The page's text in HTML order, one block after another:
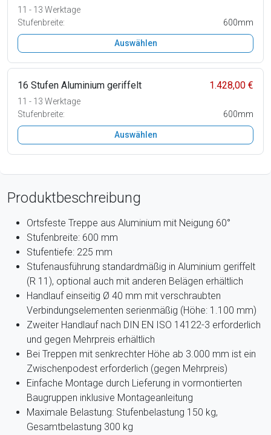
11 - 13 Werktage
Stufenbreite:
600mm
Auswählen
16 Stufen Aluminium geriffelt 1.428,00 €
11 - 13 Werktage
Stufenbreite:
600mm
Auswählen
Produktbeschreibung
Ortsfeste Treppe aus Aluminium mit Neigung 60°
Stufenbreite: 600 mm
Stufentiefe: 225 mm
Stufenausführung standardmäßig in Aluminium geriffelt
(R 11), optional auch mit anderen Belägen erhältlich
Handlauf einseitig Ø 40 mm mit verschraubten
Verbindungselementen serienmäßig (Höhe: 1.100 mm)
Zweiter Handlauf nach DIN EN ISO 14122-3 erforderlich
und gegen Mehrpreis erhältlich
Bei Treppen mit senkrechter Höhe ab 3.000 mm ist ein
Zwischenpodest erforderlich (gegen Mehrpreis)
Einfache Montage durch Lieferung in vormontierten
Baugruppen inklusive Montageanleitung
Maximale Belastung: Stufenbelastung 150 kg,
Gesamtbelastung 300 kg